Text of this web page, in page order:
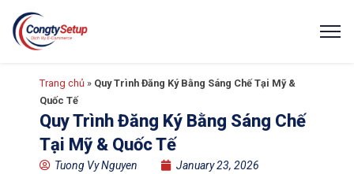
Trang chủ » Quy Trình Đăng Ký Bằng Sáng Chế Tại Mỹ &
Quốc Tế
Quy Trình Đăng Ký Bằng Sáng Chế
Tại Mỹ & Quốc Tế
Tuong Vy Nguyen
January 23, 2026